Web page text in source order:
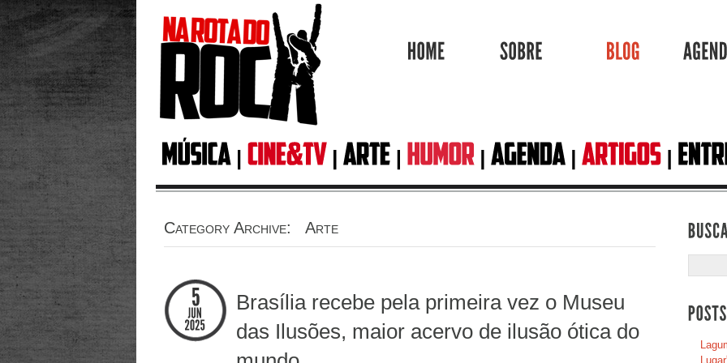
Category Archive: Arte
Brasília recebe pela primeira vez o Museu
das Ilusões, maior acervo de ilusão ótica do